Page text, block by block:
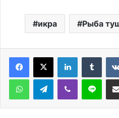
икра Рыба
LinkedIn
WhatsAppTelegramViber Line